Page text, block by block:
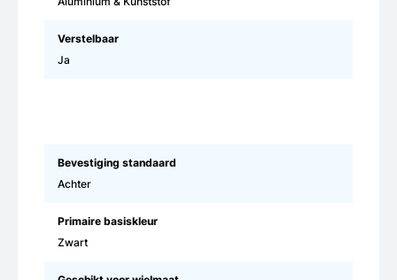
Verstelbaar
Ja
Bevestiging standaard
Achter
Primaire basiskleur
Zwart